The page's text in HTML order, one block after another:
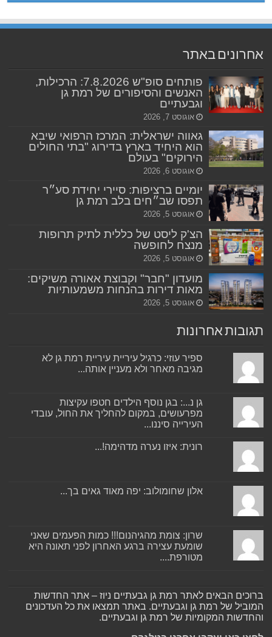
אחרונים באתר
פותחים סופ"ש 7.8.2026: הרכילות,
האנשים והסיפורים של רמת גן
וגבעתיים
אוגוסט 7, 2026
גאווה ישראלית: המרכז הרפואי שיבא
הוא היחיד בארץ בדירוג "בתי החולים
הירוקים" בעולם
אוגוסט 6, 2026
יומיים ברציפות: סיירי יחידת סע״ר
תפסו שב״חים בלב רמת גן
אוגוסט 5, 2026
הצ'ק ליסט של כללית לתיק תרופות
מנצח לחופשה
אוגוסט 5, 2026
מועדון "חבר" וקבוצת אאורה משיקים:
מאות דירות בהנחות משמעותיות
אוגוסט 5, 2026
תגובות אחרונות
ספיר עוזי: כרגיל עיריית עיריית רמת גן לא
מגיבה מאחר ולא מעניין אותה...
גן נ...: בגן נוסף הילדים חטפו עקיצות
מפרעושים, במקום להחליך את החול, עובדי
העירייה סיננו...
רונית: איזו נערה מדהימה!...
אלון שחומולוב: יפה מאוד גאים בך...
שרון: צומת מהגיהנום!!! כמות הפעמים שאני
שומעת עצירה ברגע האחרון לפני תאונה היא
מטורפת....
ברוכים הבאים לאתר רמת גן גבעתיים ניוז – אתר החדשות
המוביל של רמת גן וגבעתיים. באתר תמצאו את כל העדכונים
והחדשות המקומיות של רמת גן וגבעתיים.